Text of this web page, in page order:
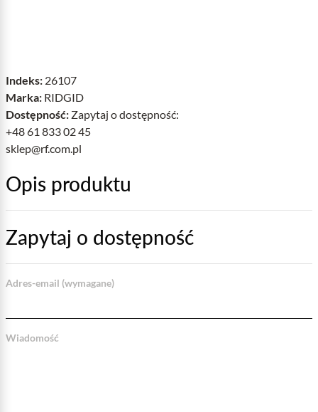
Indeks: 26107
Marka: RIDGID
Dostępność: Zapytaj o dostępność:
+48 61 833 02 45
sklep@rf.com.pl
Opis produktu
Zapytaj o dostępność
Adres-email (wymagane)
Wiadomość